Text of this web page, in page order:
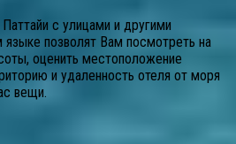
с улицами и другими
языке позволят Вам посмотреть на
оценить местоположение
и удаленность отеля от моря
вещи.